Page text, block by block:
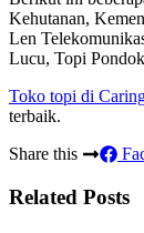
Kehutanan,
Len
Lucu, Topi
Toko topi di
terbaik.
Share this
Related Posts